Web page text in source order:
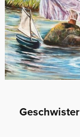
Geschwister